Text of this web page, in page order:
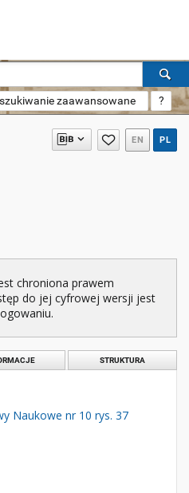
zaawansowane ?
EN PL
chroniona prawem
do jej cyfrowej wersji jest
STRUKTURA
Naukowe nr 10 rys. 37